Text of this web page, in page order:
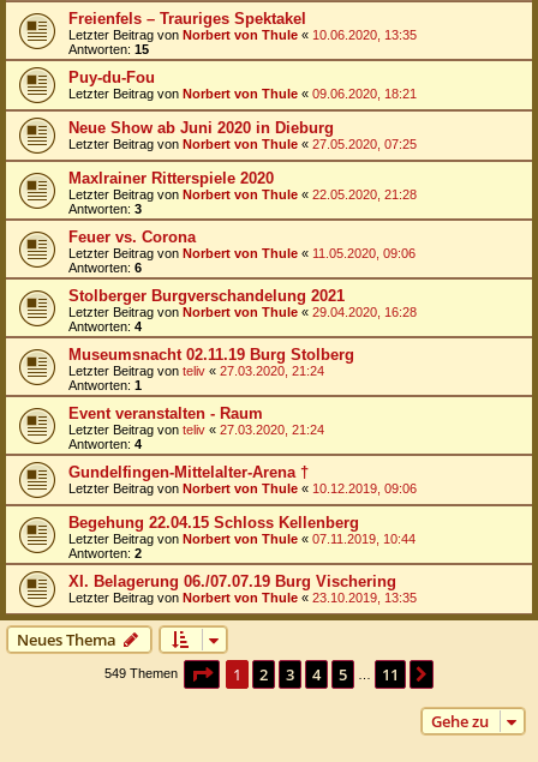
Freienfels – Trauriges Spektakel
Letzter Beitrag von Norbert von Thule « 10.06.2020, 13:35
Antworten: 15
Puy-du-Fou
Letzter Beitrag von Norbert von Thule « 09.06.2020, 18:21
Neue Show ab Juni 2020 in Dieburg
Letzter Beitrag von Norbert von Thule « 27.05.2020, 07:25
Maxlrainer Ritterspiele 2020
Letzter Beitrag von Norbert von Thule « 22.05.2020, 21:28
Antworten: 3
Feuer vs. Corona
Letzter Beitrag von Norbert von Thule « 11.05.2020, 09:06
Antworten: 6
Stolberger Burgverschandelung 2021
Letzter Beitrag von Norbert von Thule « 29.04.2020, 16:28
Antworten: 4
Museumsnacht 02.11.19 Burg Stolberg
Letzter Beitrag von teliv « 27.03.2020, 21:24
Antworten: 1
Event veranstalten - Raum
Letzter Beitrag von teliv « 27.03.2020, 21:24
Antworten: 4
Gundelfingen-Mittelalter-Arena †
Letzter Beitrag von Norbert von Thule « 10.12.2019, 09:06
Begehung 22.04.15 Schloss Kellenberg
Letzter Beitrag von Norbert von Thule « 07.11.2019, 10:44
Antworten: 2
XI. Belagerung 06./07.07.19 Burg Vischering
Letzter Beitrag von Norbert von Thule « 23.10.2019, 13:35
Neues Thema
549 Themen Seite 1von 11
1 2 3 4 5 11
Gehe zu